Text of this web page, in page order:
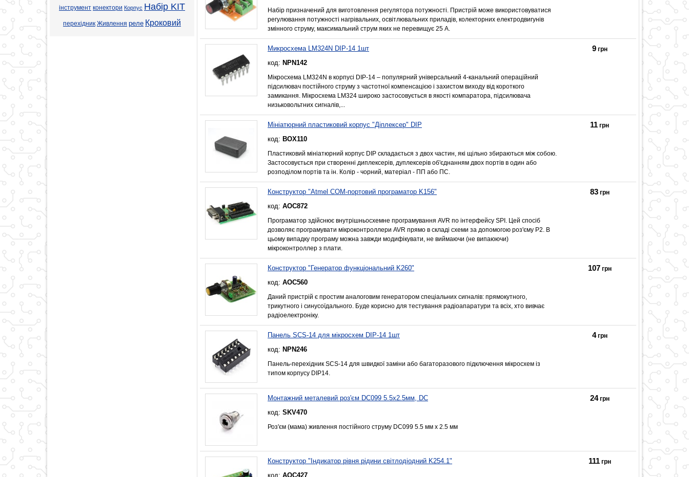
інструмент конектори Корпус Набір KIT
перехідник Живлення реле Кроковий
Набір призначений для виготовлення регулятора потужності. Пристрій може використовуватися
регулювання потужності нагрівальних, освітлювальних приладів, колекторних електродвигунів
змінного струму, максимальний струм яких не перевищує 25 А.
Микросхема LM324N DIP-14 1шт
код: NPN142
Мікросхема LM324N в корпусі DIP-14 – популярний універсальний 4-канальний операційний
підсилювач постійного струму з частотної компенсацією і захистом виходу від короткого
замикання. Мікросхема LM324 широко застосовується в якості компаратора, підсилювача
низьковольтних сигналів,...
9грн
Мініатюрний пластиковий корпус "Діплексер" DIP
код: BOX110
Пластиковий мініатюрний корпус DIP складається з двох частин, які щільно збираються між собою.
Застосовується при створенні диплексерів, дуплексерів об'єднанням двох портів в один або
розподілом портів та ін. Колір - чорний, матеріал - ПП або ПС.
11 грн
Конструктор "Atmel COM-портовий програматор K156"
код: AOC872
Програматор здійснює внутрішньосхемне програмування AVR по інтерфейсу SPI. Цей спосіб
дозволяє програмувати мікроконтроллери AVR прямо в складі схеми за допомогою роз'єму P2. В
цьому випадку програму можна завжди модифікувати, не виймаючи (не випаюючи)
мікроконтроллер з плати.
83грн
Конструктор "Генератор функціональний K260"
код: AOC560
Даний пристрій є простим аналоговим генератором спеціальних сигналів: прямокутного,
трикутного і синусоїдального. Буде корисно для тестування радіоапаратури та всіх, хто вивчає
радіоелектроніку.
107грн
Панель SCS-14 для мікросхем DIP-14 1шт
код: NPN246
Панель-перехідник SCS-14 для швидкої заміни або багаторазового підключення мікросхем із
типом корпусу DIP14.
4грн
Монтажний металевий роз'єм DC099 5.5x2.5мм, DC
код: SKV470
Роз'єм (мама) живлення постійного струму DC099 5.5 мм x 2.5 мм
24грн
Конструктор "Індикатор рівня рідини світлодіодний K254.1"
код: AOC427
111грн